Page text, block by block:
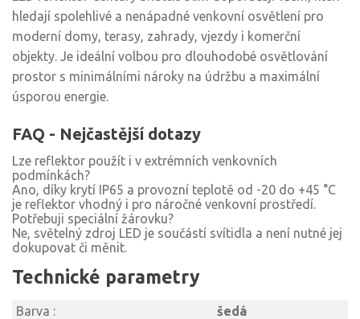
hledají spolehlivé a nenápadné venkovní osvětlení pro
moderní domy, terasy, zahrady, vjezdy i komerční
objekty. Je ideální volbou pro dlouhodobé osvětlování
prostor s minimálními nároky na údržbu a maximální
úsporou energie.
FAQ - Nejčastější dotazy
Lze reflektor použít i v extrémních venkovních
podmínkách?
Ano, díky krytí IP65 a provozní teplotě od -20 do +45 °C
je reflektor vhodný i pro náročné venkovní prostředí.
Potřebuji speciální žárovku?
Ne, světelný zdroj LED je součástí svítidla a není nutné jej
dokupovat či měnit.
Technické parametry
Barva :
šedá